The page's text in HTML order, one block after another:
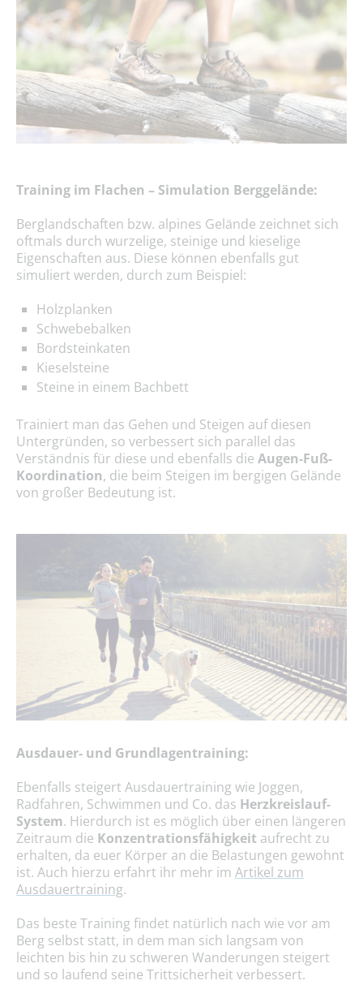
Training im Flachen – Simulation Berggelände:
Berglandschaften bzw. alpines Gelände zeichnet sich
oftmals durch wurzelige, steinige und kieselige
Eigenschaften aus. Diese können ebenfalls gut
simuliert werden, durch zum Beispiel:
Holzplanken
Schwebebalken
Bordsteinkaten
Kieselsteine
Steine in einem Bachbett
Trainiert man das Gehen und Steigen auf diesen
Untergründen, so verbessert sich parallel das
Verständnis für diese und ebenfalls die Augen-Fuß-
Koordination, die beim Steigen im bergigen Gelände
von großer Bedeutung ist.
Ausdauer- und Grundlagentraining:
Ebenfalls steigert Ausdauertraining wie Joggen,
Radfahren, Schwimmen und Co. das Herzkreislauf-
System. Hierdurch ist es möglich über einen längeren
Zeitraum die Konzentrationsfähigkeit aufrecht zu
erhalten, da euer Körper an die Belastungen gewohnt
ist. Auch hierzu erfahrt ihr mehr im Artikel zum
Ausdauertraining.
Das beste Training findet natürlich nach wie vor am
Berg selbst statt, in dem man sich langsam von
leichten bis hin zu schweren Wanderungen steigert
und so laufend seine Trittsicherheit verbessert.